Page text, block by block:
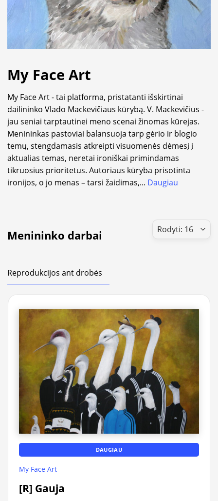
My Face Art
My Face Art - tai platforma, pristatanti išskirtinai
dailininko Vlado Mackevičiaus kūrybą. V. Mackevičius -
jau seniai tarptautinei meno scenai žinomas kūrejas.
Menininkas pastoviai balansuoja tarp gėrio ir blogio
temų, stengdamasis atkreipti visuomenės dėmesį į
aktualias temas, neretai ironiškai primindamas
tikruosius prioritetus. Autoriaus kūryba prisotinta
ironijos, o jo menas – tarsi žaidimas,... Daugiau
Menininko darbai
Reprodukcijos ant drobės
DAUGIAU
My Face Art
[R] Gauja